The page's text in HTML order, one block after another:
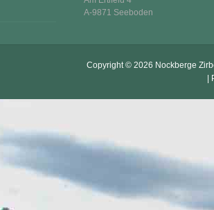
A-9871 Seeboden
Copyright © 2026 Nockberge
|